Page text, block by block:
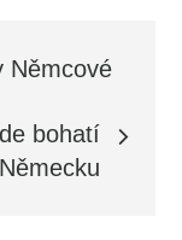
Němcové
bohatí